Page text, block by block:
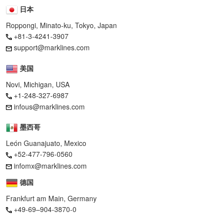
日本
Roppongi, Minato-ku, Tokyo, Japan
+81-3-4241-3907
support@marklines.com
美国
Novi, Michigan, USA
+1-248-327-6987
infous@marklines.com
墨西哥
León Guanajuato, Mexico
+52-477-796-0560
infomx@marklines.com
德国
Frankfurt am Main, Germany
+49-69–904-3870-0